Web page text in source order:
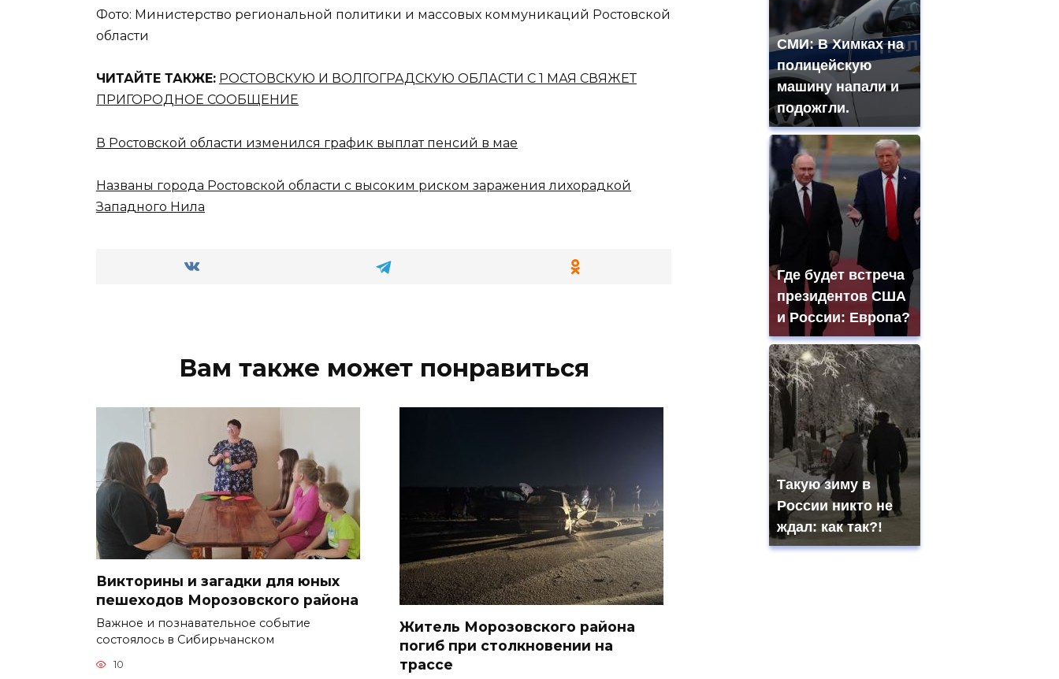
Фото: Министерство региональной политики и массовых коммуникаций Ростовской
области
ЧИТАЙТЕ ТАКЖЕ: РОСТОВСКУЮ И ВОЛГОГРАДСКУЮ ОБЛАСТИ С 1 МАЯ СВЯЖЕТ
ПРИГОРОДНОЕ СООБЩЕНИЕ
В Ростовской области изменился график выплат пенсий в мае
Названы города Ростовской области с высоким риском заражения лихорадкой
Западного Нила
Вам также может понравиться
Викторины и загадки для юных
пешеходов Морозовского района
Важное и познавательное событие
состоялось в Сибирьчанском
10
Житель Морозовского района
погиб при столкновении на
трассе
СМИ: В Химках на
полицейскую
машину напали и
подожгли.
Где будет встреча
президентов США
и России: Европа?
Такую зиму в
России никто не
ждал: как так?!